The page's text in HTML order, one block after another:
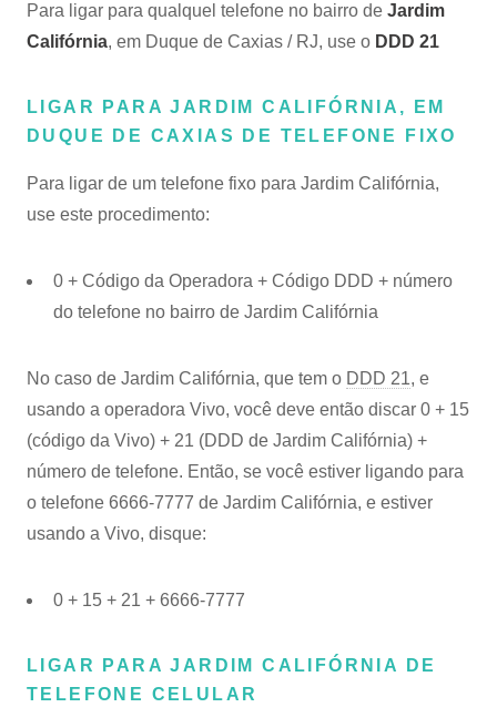
Para ligar para qualquel telefone no bairro de Jardim
Califórnia, em Duque de Caxias / RJ, use o DDD 21
LIGAR PARA JARDIM CALIFÓRNIA, EM
DUQUE DE CAXIAS DE TELEFONE FIXO
Para ligar de um telefone fixo para Jardim Califórnia,
use este procedimento:
0 + Código da Operadora + Código DDD + número
do telefone no bairro de Jardim Califórnia
No caso de Jardim Califórnia, que tem o DDD 21, e
usando a operadora Vivo, você deve então discar 0 + 15
(código da Vivo) + 21 (DDD de Jardim Califórnia) +
número de telefone. Então, se você estiver ligando para
o telefone 6666-7777 de Jardim Califórnia, e estiver
usando a Vivo, disque:
0 + 15 + 21 + 6666-7777
LIGAR PARA JARDIM CALIFÓRNIA DE
TELEFONE CELULAR